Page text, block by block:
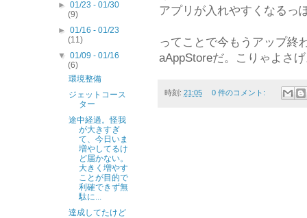
アプリが入れやすくなるっ
ってことで今もうアップ終
aAppStoreだ。こりゃよさ
時刻: 21:05 0 件のコメント:
►01/23 - 01/30
(9)
►01/16 - 01/23
(11)
▼01/09 - 01/16
(6)
環境整備
ジェットコース
ター
途中経過。怪我
が大きすぎ
て、今日いま
増やしてるけ
ど届かない。
大きく増やす
ことが目的で
利確できず無
駄に...
達成してたけど